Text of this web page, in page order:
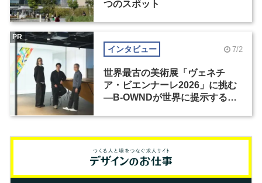
つのスポット
インタビュー 7/2
世界最古の美術展「ヴェネチ
ア・ビエンナーレ2026」に挑む
―B-OWNDが世界に提示する美
PR